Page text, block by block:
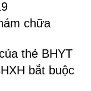
chữa
thẻ BHYT
bắt buộc